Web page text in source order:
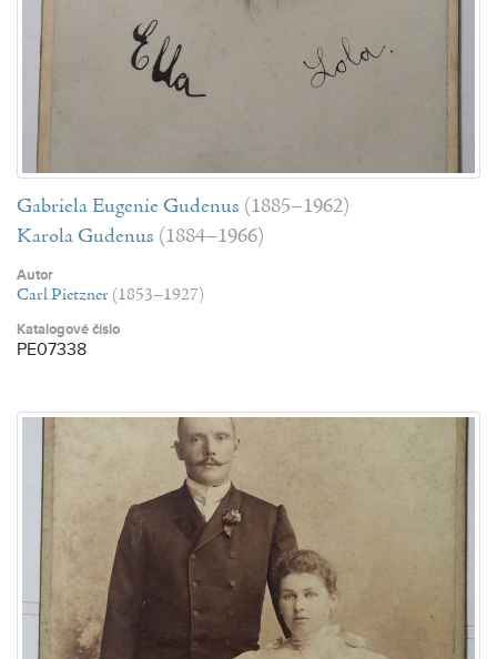
Gabriela Eugenie Gudenus (1885–1962)
Karola Gudenus (1884–1966)
Autor
Carl Pietzner (1853–1927)
Katalogové číslo
PE07338